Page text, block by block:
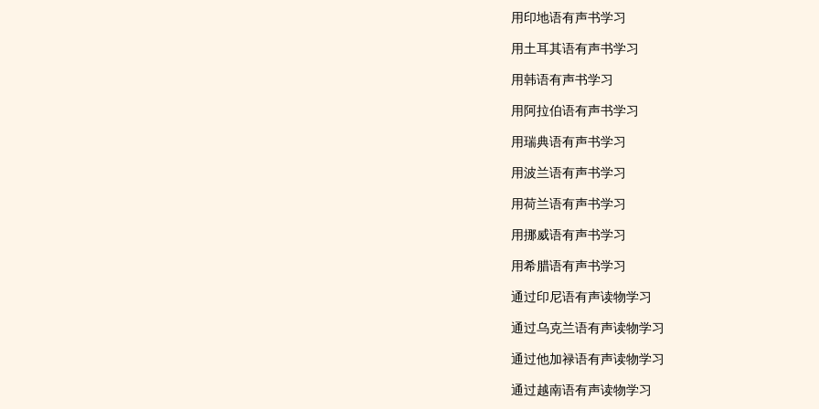
用印地语有声书学习
用土耳其语有声书学习
用韩语有声书学习
用阿拉伯语有声书学习
用瑞典语有声书学习
用波兰语有声书学习
用荷兰语有声书学习
用挪威语有声书学习
用希腊语有声书学习
通过印尼语有声读物学习
通过乌克兰语有声读物学习
通过他加禄语有声读物学习
通过越南语有声读物学习